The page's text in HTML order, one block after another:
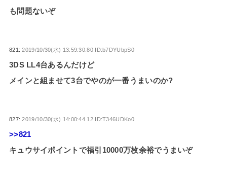
も問題ないぞ
821:2019/10/30(水) 13:59:30.80 ID:b7DYUbpS0
3DS LL4台あるんだけど
メインと組ませて3台でやのが一番うまいのか?
827:2019/10/30(水) 14:00:44.12 ID:T346UDKo0
>>821
キュウサイポイントで福引10000万枚余裕でうまいぞ